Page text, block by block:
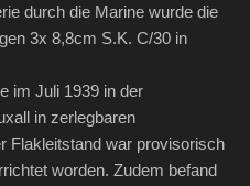
durch die Marine wurde die
3x 8,8cm S.K. C/30 in
im Juli 1939 in der
in zerlegbaren
Flakleitstand war provisorisch
worden. Zudem befand